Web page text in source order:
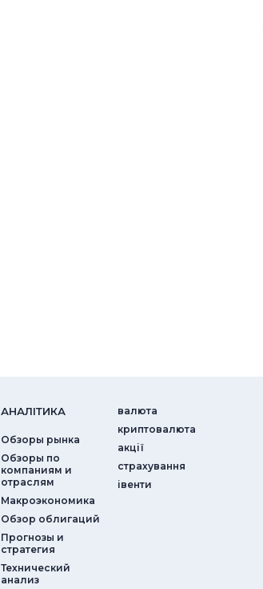
АНАЛIТИКА
Обзоры рынка
Обзоры по
компаниям и
отраслям
Макроэкономика
Обзор облигаций
Прогнозы и
стратегия
Технический
анализ
валюта
криптовалюта
акції
страхування
iвенти